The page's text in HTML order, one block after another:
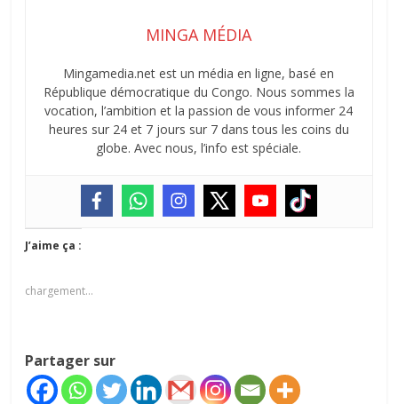
MINGA MÉDIA
Mingamedia.net est un média en ligne, basé en
République démocratique du Congo. Nous sommes la
vocation, l’ambition et la passion de vous informer 24
heures sur 24 et 7 jours sur 7 dans tous les coins du
globe. Avec nous, l’info est spéciale.
J’aime ça :
chargement…
Partager sur